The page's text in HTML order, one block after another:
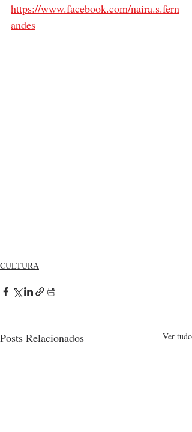
https://www.facebook.com/naira.s.fern
andes
CULTURA
Posts Relacionados Ver tudo